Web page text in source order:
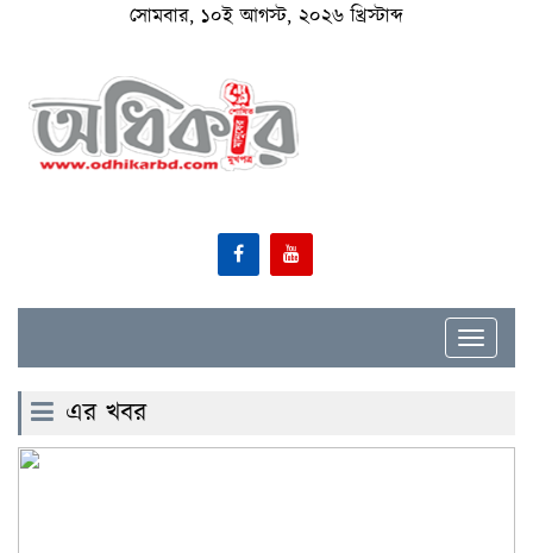
সোমবার, ১০ই আগস্ট, ২০২৬ খ্রিস্টাব্দ
Toggle
এর খবর